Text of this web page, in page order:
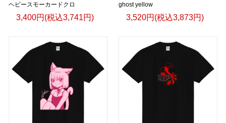
ヘビースモーカードクロ
3,400円(税込3,741円)
ghost yellow
3,520円(税込3,873円)